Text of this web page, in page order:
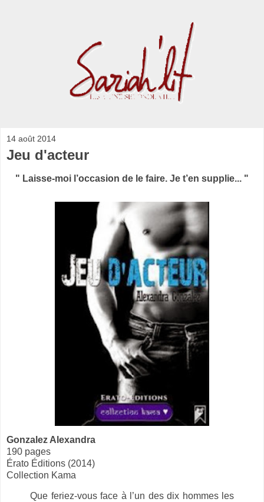
14 août 2014
Jeu d'acteur
" Laisse-moi l’occasion de le faire. Je t’en supplie... "
Gonzalez Alexandra
190 pages
Érato Éditions (2014)
Collection Kama
Que feriez-vous face à l’un des dix hommes les